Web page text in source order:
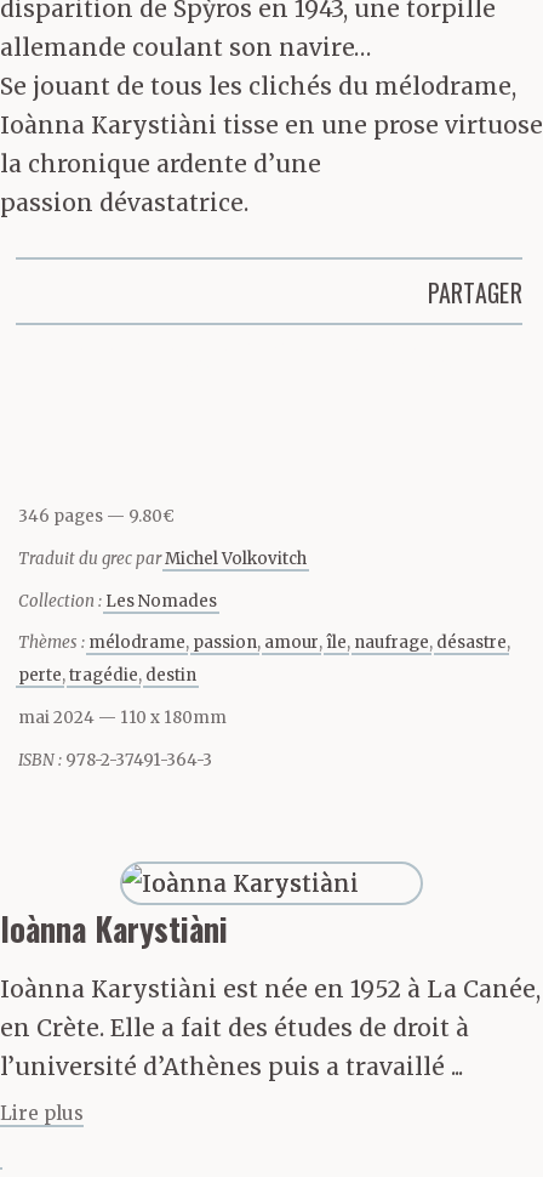
disparition de Spỳros en 1943, une torpille
allemande coulant son navire…
Se jouant de tous les clichés du mélodrame,
Ioànna Karystiàni tisse en une prose virtuose
la chronique ardente d’une
passion dévastatrice.
PARTAGER
346 pages 9.80€
Traduit du grec parMichel Volkovitch
Collection : Les Nomades
Thèmes : mélodrame passion amour île naufrage désastre
perte tragédie destin
mai 2024 — 110 x 180mm
ISBN : 978-2-37491-364-3
Ioànna Karystiàni
Ioànna Karystiàni est née en 1952 à La Canée,
en Crète. Elle a fait des études de droit à
l’université d’Athènes puis a travaillé ...
Lire plus